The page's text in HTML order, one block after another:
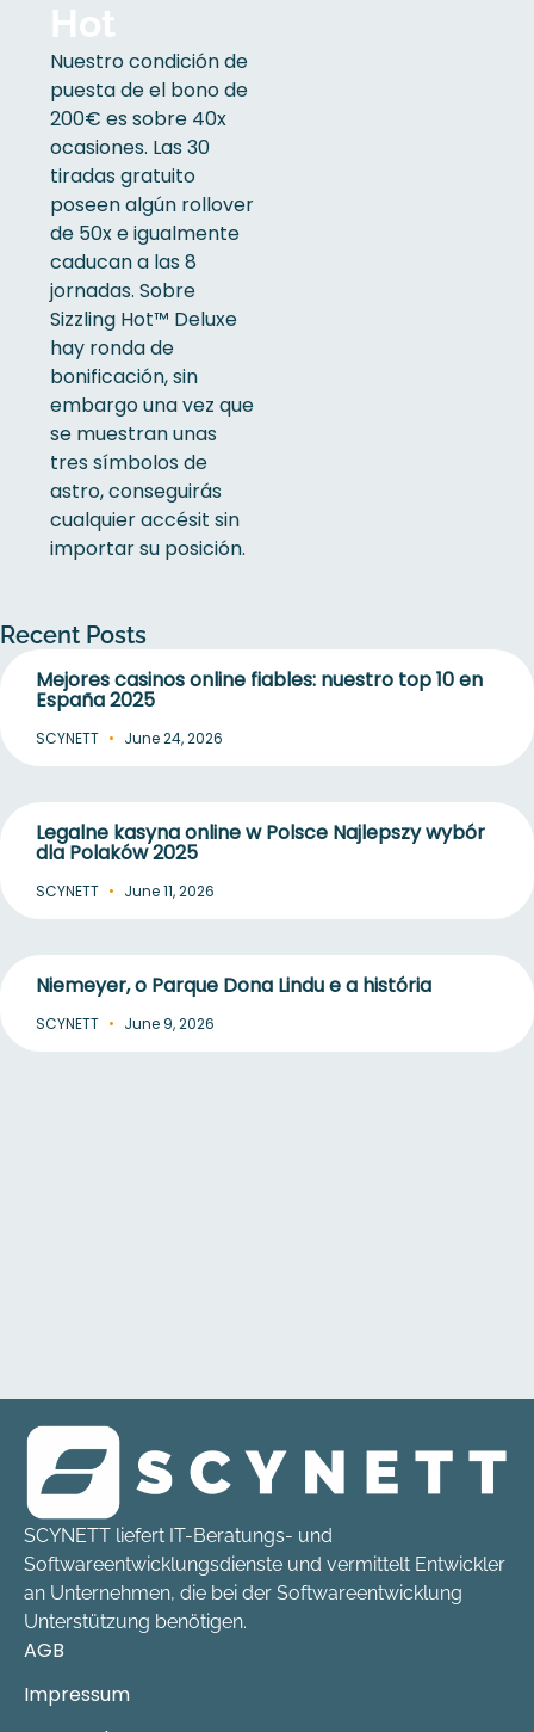
Hot
Nuestro condición de
puesta de el bono de
200€ es sobre 40x
ocasiones. Las 30
tiradas gratuito
poseen algún rollover
de 50x e igualmente
caducan a las 8
jornadas. Sobre
Sizzling Hot™ Deluxe
hay ronda de
bonificación, sin
embargo una vez que
se muestran unas
tres símbolos de
astro, conseguirás
cualquier accésit sin
importar su posición.
Recent Posts
Mejores casinos online fiables: nuestro top 10 en
España 2025
SCYNETT June 24, 2026
Legalne kasyna online w Polsce Najlepszy wybór
dla Polaków 2025
SCYNETT June 11, 2026
Niemeyer, o Parque Dona Lindu e a história
SCYNETT June 9, 2026
SCYNETT liefert IT-Beratungs- und
Softwareentwicklungsdienste und vermittelt Entwickler
an Unternehmen, die bei der Softwareentwicklung
Unterstützung benötigen.
AGB
Impressum